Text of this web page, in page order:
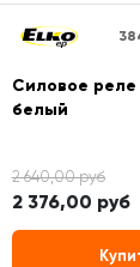
Силовое реле
белый
2 376,00 руб